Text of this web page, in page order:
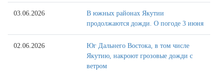
03.06.2026
В южных районах Якутии
продолжаются дожди. О погоде 3 июня
02.06.2026
Юг Дальнего Востока, в том числе
Якутию, накроют грозовые дожди с
ветром